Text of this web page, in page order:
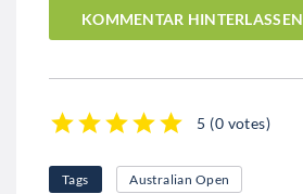
KOMMENTAR HINTERLASSEN
5 (0 votes)
Tags Australian Open